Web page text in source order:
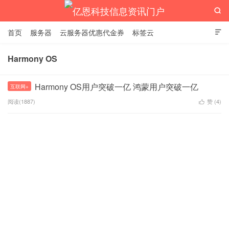
亿恩科技信息资讯门户

首页 服务器 云服务器优惠代金券 标签云

Harmony OS
互联网+ Harmony OS用户突破一亿 鸿蒙用户突破一亿
阅读(1887)  赞 (4)